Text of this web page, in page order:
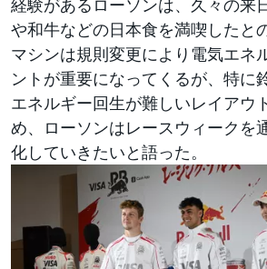
経験があるローソンは、久々の来
や和牛などの日本食を満喫したと
マシンは規則変更により電気エネ
ントが重要になってくるが、特に
エネルギー回生が難しいレイアウ
め、ローソンはレースウィークを
化していきたいと語った。